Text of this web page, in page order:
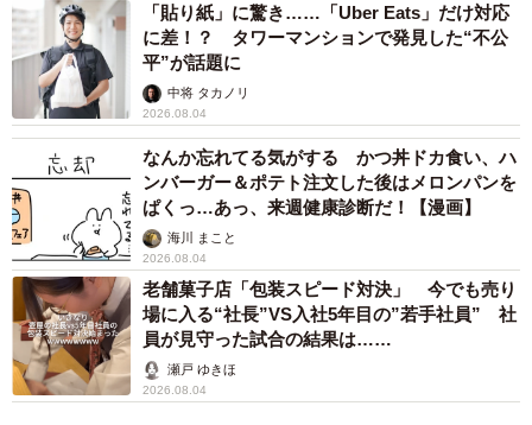
「貼り紙」に驚き……「Uber Eats」だけ対応
に差！？ タワーマンションで発見した“不公
平”が話題に
中将 タカノリ
2026.08.04
なんか忘れてる気がする かつ丼ドカ食い、ハ
ンバーガー＆ポテト注文した後はメロンパンを
ぱくっ…あっ、来週健康診断だ！【漫画】
海川 まこと
2026.08.04
老舗菓子店「包装スピード対決」 今でも売り
場に入る“社長”VS入社5年目の”若手社員” 社
員が見守った試合の結果は……
瀬戸 ゆきほ
2026.08.04